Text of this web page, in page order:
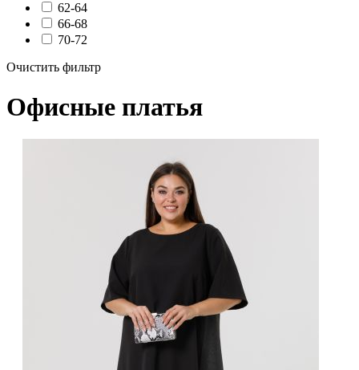
62-64
66-68
70-72
Очистить фильтр
Офисные платья